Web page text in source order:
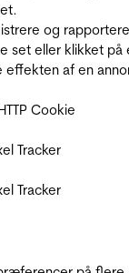
og
set eller klikket på
effekten af en
Cookie
Tracker
Tracker